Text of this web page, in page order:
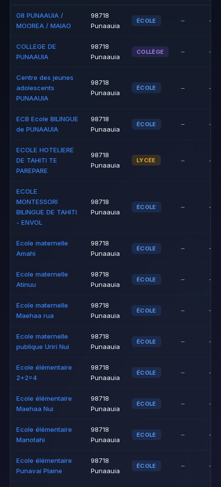
08 PUNAAUIA /
MOOREA / MAIAO
98718
Punaauia
ÉCOLE – –
COLLEGE DE
PUNAAUIA
98718
Punaauia
COLLÈGE – –
Centre des jeunes
adolescents
PUNAAUIA
98718
Punaauia
ÉCOLE – –
ECB Ecole BILINGUE
de PUNAAUIA
98718
Punaauia
ÉCOLE – –
ECOLE HOTELIERE
DE TAHITI TE
PAREPARE
98718
Punaauia
LYCÉE – –
ECOLE
MONTESSORI
BILINGUE DE TAHITI
- ENVOL
98718
Punaauia
ÉCOLE – –
Ecole maternelle
Amahi
98718
Punaauia
ÉCOLE – –
Ecole maternelle
Atinuu
98718
Punaauia
ÉCOLE – –
Ecole maternelle
Maehaa rua
98718
Punaauia
ÉCOLE – –
Ecole maternelle
publique Uriri Nui
98718
Punaauia
ÉCOLE – –
Ecole élémentaire
2+2=4
98718
Punaauia
ÉCOLE – –
Ecole élémentaire
Maehaa Nui
98718
Punaauia
ÉCOLE – –
Ecole élémentaire
Manotahi
98718
Punaauia
ÉCOLE – –
Ecole élémentaire
Punavai Plaine
98718
Punaauia
ÉCOLE – –